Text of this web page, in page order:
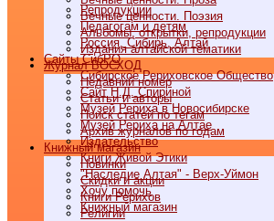
Репродукции
Педагогам и детям
Россия, Сибирь, Алтай
Cайты СибРО
Сибирское Рериховское Общество
Сайт Н.Д. Спириной
Музей Рериха в Новосибирске
Музей Рериха на Алтае
Издательство
Книги Живой Этики
"Наследие Алтая" - Верх-Уймон
Хочу помочь
Книжный магазин
Вечные ценности. Поэзия
Альбомы, открытки, репродукции
Издания алтайской тематики
Журнал ВОСХОД
Недавний номер
Статьи и авторы
Поиск статей по тегам
Архив журналов по годам
Книжный магазин
Новинки
Скидки и акции
Книги Рерихов
Религии